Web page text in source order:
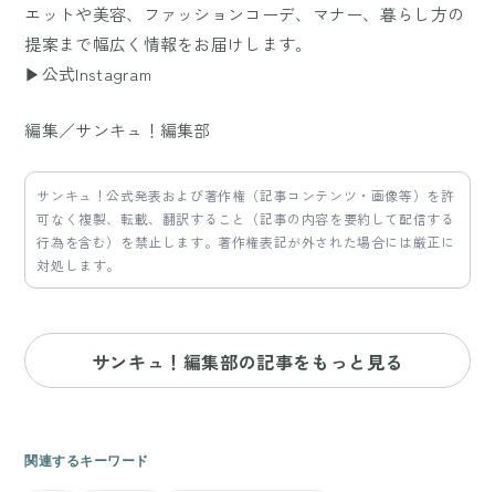
エットや美容、ファッションコーデ、マナー、暮らし方の
提案まで幅広く情報をお届けします。
▶公式Instagram
編集／サンキュ！編集部
サンキュ！公式発表および著作権（記事コンテンツ・画像等）を許
可なく複製、転載、翻訳すること（記事の内容を要約して配信する
行為を含む）を禁止します。著作権表記が外された場合には厳正に
対処します。
サンキュ！編集部の記事をもっと見る
関連するキーワード